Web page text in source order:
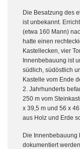
Die Besatzung des
ist unbekannt.
(etwa 160 Mann)
hatte einen
Kastellecken, vier
Innenbebauung ist
südlich, südöstlich
Kastelle vom Ende
2. Jahrhunderts
250 m vom
x 39,5 m und 56 x
aus Holz und Erde
Die Innenbebauung
dokumentiert